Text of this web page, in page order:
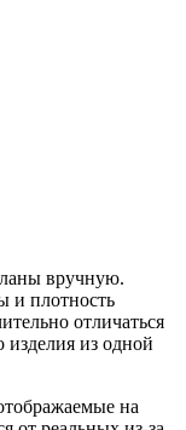
вручную.
и плотность
отличаться
из одной
на